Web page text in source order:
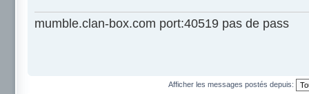
mumble.clan-box.com port:40519 pas de pass
Afficher les messages postés depuis: